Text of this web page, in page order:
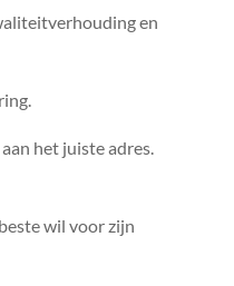
en
het juiste adres.
wil voor zijn